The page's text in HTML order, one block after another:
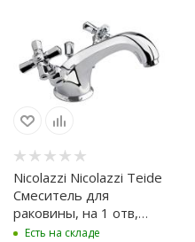
Nicolazzi Nicolazzi Teide
Смеситель для
раковины, на 1 отв,
цвет: Gold Brass
Есть на складе